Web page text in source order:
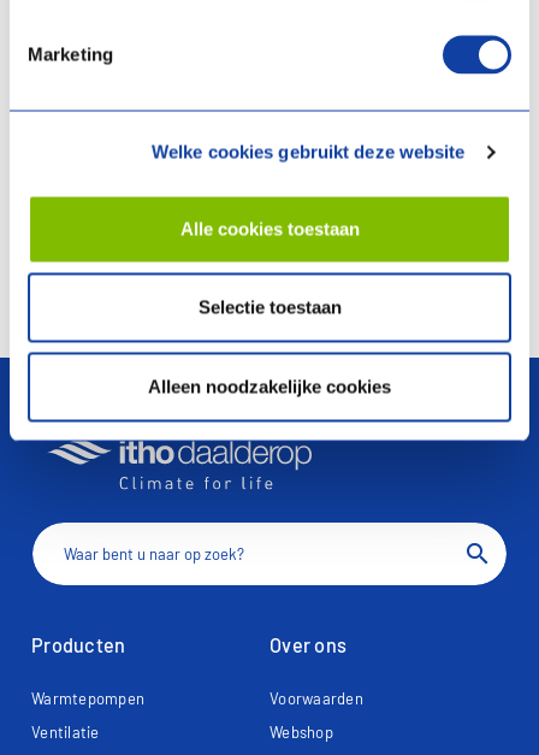
Marketing
Welke cookies gebruikt deze website
Alle cookies toestaan
Selectie toestaan
Alleen noodzakelijke cookies
(Excl. BTW)
Specificaties
Documentatie
Specificaties
Documentatie
arrow_upward
search
Producten
Warmtepompen
Ventilatie
Over ons
Voorwaarden
Webshop